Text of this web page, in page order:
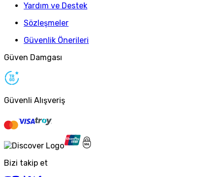
Yardım ve Destek
Sözleşmeler
Güvenlik Önerileri
Güven Damgası
Güvenli Alışveriş
Bizi takip et